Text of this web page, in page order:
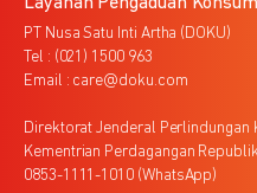
PT Nusa Satu Inti Artha (DOKU)
Tel : (021) 1500 963
Email : care@doku.com
Direktorat Jenderal Perlindungan
Kementrian Perdagangan
0853-1111-1010 (WhatsApp)